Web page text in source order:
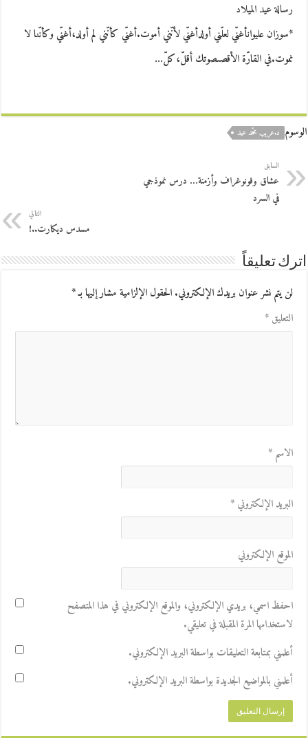
رسالة عيد الميلاد
*سوزان عليوانأغنّي لعلّني أولدأغنّي لأنّني أموت.أغنّي كأنّني لم أولد،أغنّي وكأنّنا لا
نموت.في القارّة الأقصىصوتك أقلّ،كلّ…
الوسوم د.عريب محمّد عيد
السابق
عشاق وفونوغراف وأزمنة… درس نموذجي
في السرد
التالي
مسدس ديكارت..!
اترك تعليقاً
لن يتم نشر عنوان بريدك الإلكتروني.الحقول الإلزامية مشار إليها بـ*
التعليق*
الاسم*
البريد الإلكتروني*
الموقع الإلكتروني
احفظ اسمي، بريدي الإلكتروني، والموقع الإلكتروني في هذا المتصفح
لاستخدامها المرة المقبلة في تعليقي.
أعلمني بمتابعة التعليقات بواسطة البريد الإلكتروني.
أعلمني بالمواضيع الجديدة بواسطة البريد الإلكتروني.